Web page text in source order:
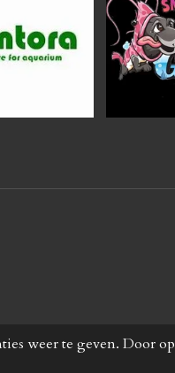
weer te geven. Door op